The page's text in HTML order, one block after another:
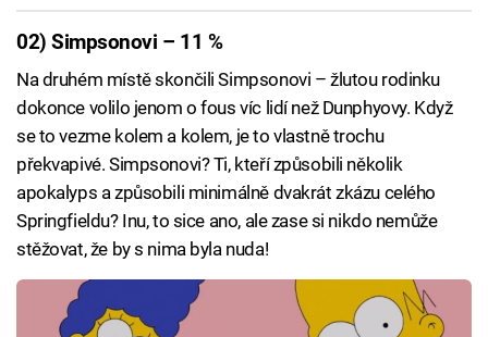
02) Simpsonovi – 11 %
Na druhém místě skončili Simpsonovi – žlutou rodinku
dokonce volilo jenom o fous víc lidí než Dunphyovy. Když
se to vezme kolem a kolem, je to vlastně trochu
překvapivé. Simpsonovi? Ti, kteří způsobili několik
apokalyps a způsobili minimálně dvakrát zkázu celého
Springfieldu? Inu, to sice ano, ale zase si nikdo nemůže
stěžovat, že by s nima byla nuda!